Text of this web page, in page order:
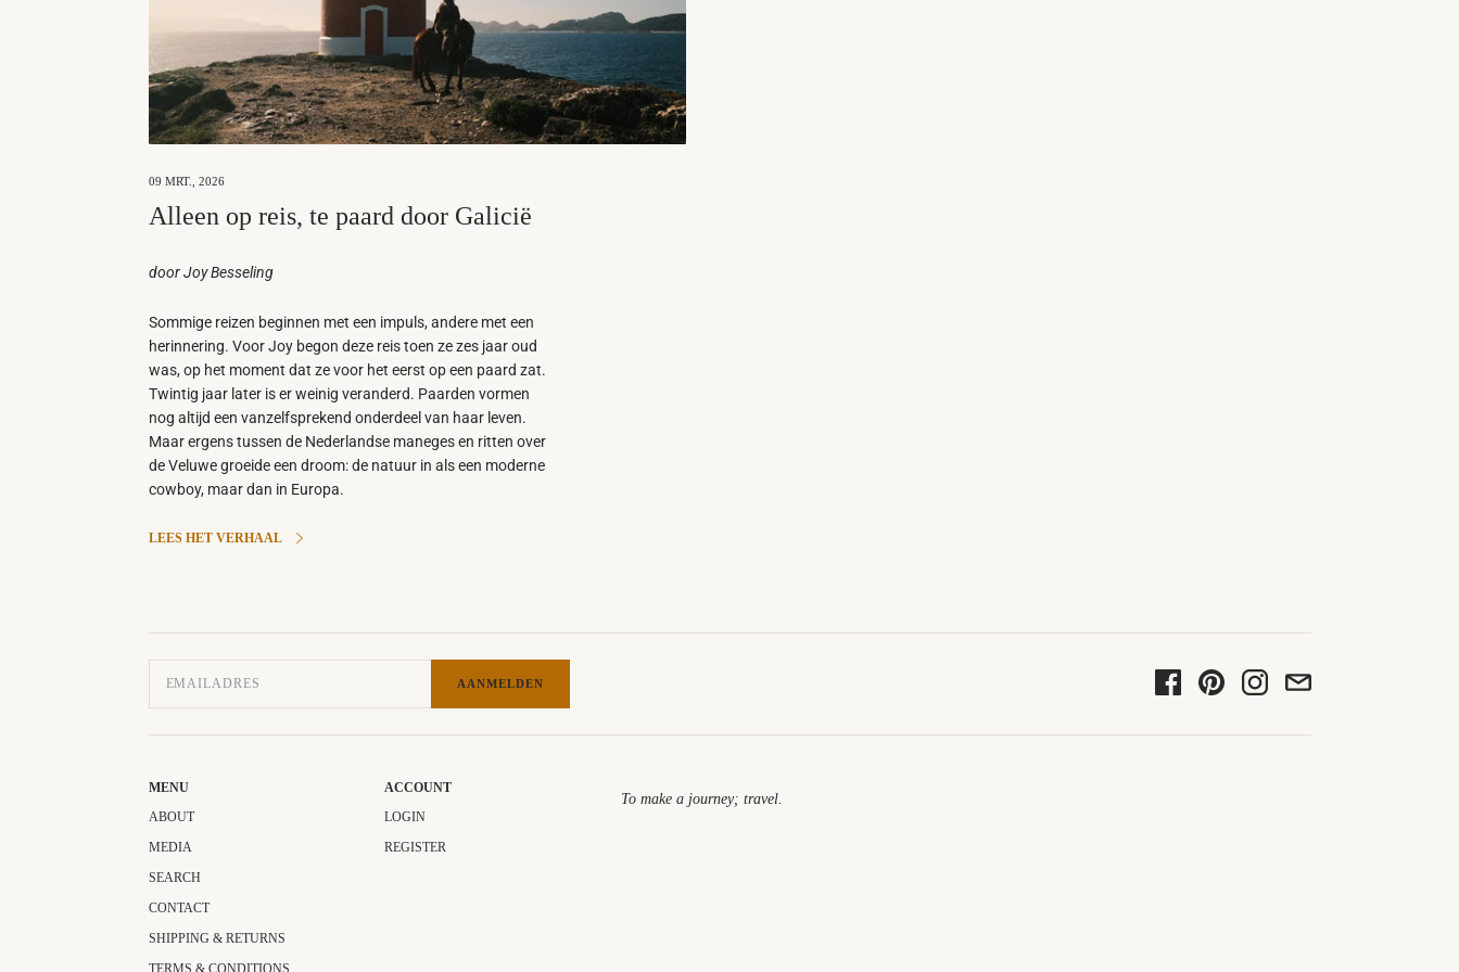
09 MRT., 2026
Alleen op reis, te paard door Galicië
door Joy Besseling
Sommige reizen beginnen met een impuls, andere met een
herinnering. Voor Joy begon deze reis toen ze zes jaar oud
was, op het moment dat ze voor het eerst op een paard zat.
Twintig jaar later is er weinig veranderd. Paarden vormen
nog altijd een vanzelfsprekend onderdeel van haar leven.
Maar ergens tussen de Nederlandse maneges en ritten over
de Veluwe groeide een droom: de natuur in als een moderne
cowboy, maar dan in Europa.
LEES HET VERHAAL
AANMELDEN
MENU
ABOUT
MEDIA
SEARCH
CONTACT
SHIPPING & RETURNS
TERMS & CONDITIONS
ACCOUNT
LOGIN
REGISTER
To make a journey; travel.​